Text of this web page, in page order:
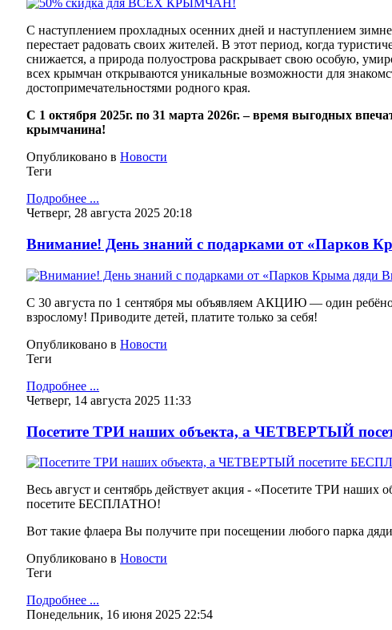
С наступлением прохладных осенних дней и наступлением
перестает радовать своих жителей. В этот период, когда
снижается, а природа полуострова раскрывает свою особую,
всех крымчан открываются уникальные возможности для
достопримечательностями родного края.
С 1 октября 2025г. по 31 марта 2026г. – время выгодных
крымчанина!
Опубликовано в Новости
Теги
Подробнее ...
Четверг, 28 августа 2025 20:18
Внимание! День знаний с подарками от «Парков
С 30 августа по 1 сентября мы объявляем АКЦИЮ — один
взрослому! Приводите детей, платите только за себя!
Опубликовано в Новости
Теги
Подробнее ...
Четверг, 14 августа 2025 11:33
Посетите ТРИ наших объекта, а ЧЕТВЕРТЫЙ
Весь август и сентябрь действует акция - «Посетите ТРИ
посетите БЕСПЛАТНО!
Вот такие флаера Вы получите при посещении любого парка
Опубликовано в Новости
Теги
Подробнее ...
Понедельник, 16 июня 2025 22:54